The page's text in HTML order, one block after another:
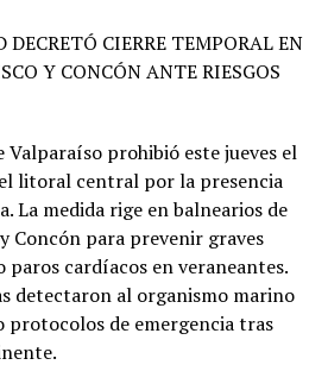
DECRETÓ CIERRE TEMPORAL EN
Y CONCÓN ANTE RIESGOS
Valparaíso prohibió este jueves el
litoral central por la presencia
La medida rige en balnearios de
Concón para prevenir graves
paros cardíacos en veraneantes.
detectaron al organismo marino
protocolos de emergencia tras